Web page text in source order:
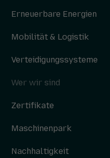
Erneuerbare Energien
Mobilität & Logistik
Verteidigungssysteme
Wer wir sind
Zertifikate
Maschinenpark
Nachhaltigkeit